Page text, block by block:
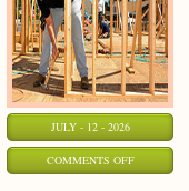
JULY - 12 - 2026
COMMENTS OFFON